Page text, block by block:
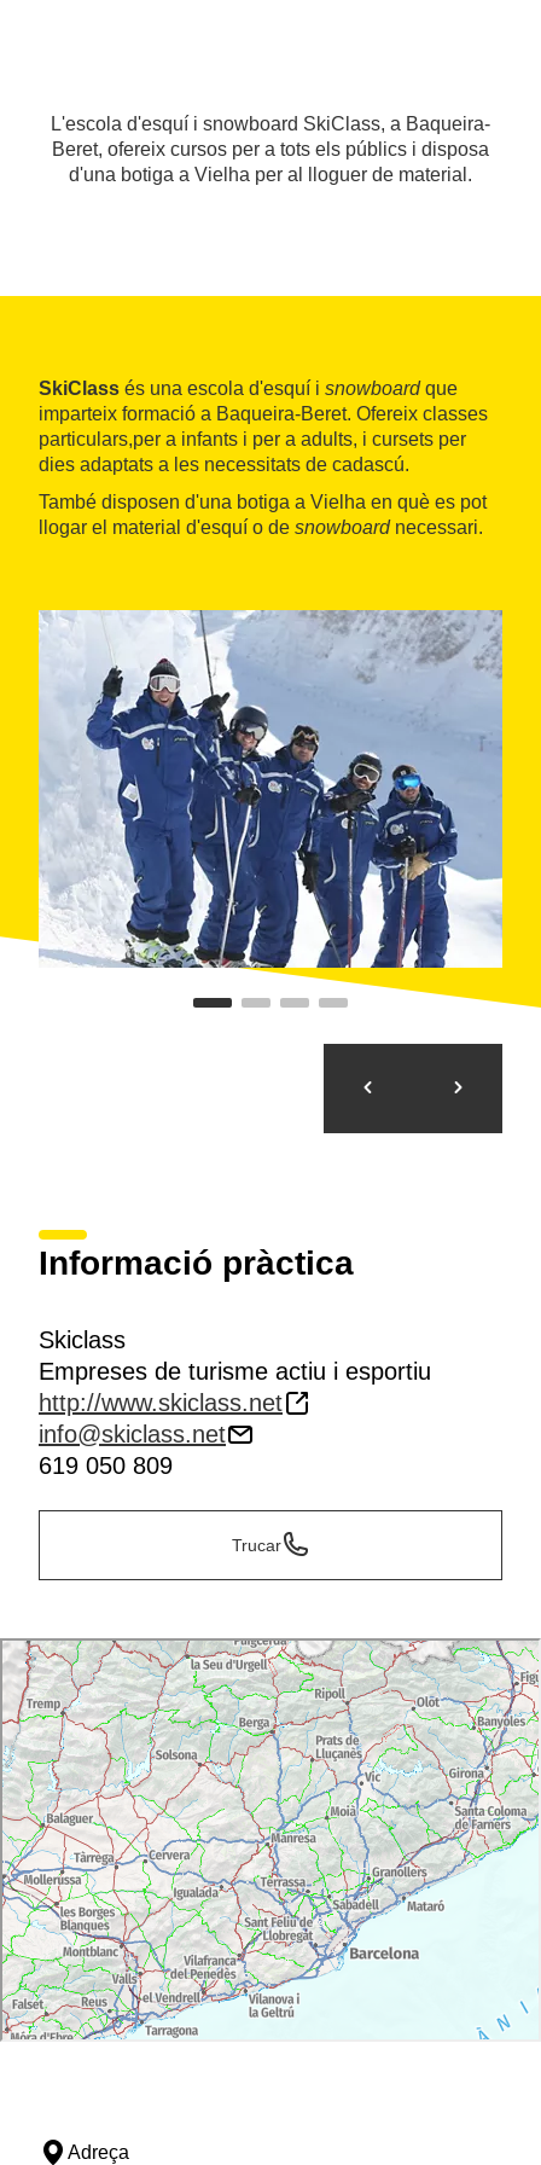
L'escola d'esquí i snowboard SkiClass, a Baqueira-
Beret, ofereix cursos per a tots els públics i disposa
d'una botiga a Vielha per al lloguer de material.
SkiClass és una escola d'esquí i snowboardque
imparteix formació a Baqueira-Beret. Ofereix classes
particulars,per a infants i per a adults, i cursets per
dies adaptats a les necessitats de cadascú.
També disposen d'una botiga a Vielha en què es pot
llogar el material d'esquí o de snowboardnecessari.
Informació pràctica
Skiclass
Empreses de turisme actiu i esportiu
http://www.skiclass.net
info@skiclass.net
619 050 809
Trucar
Adreça